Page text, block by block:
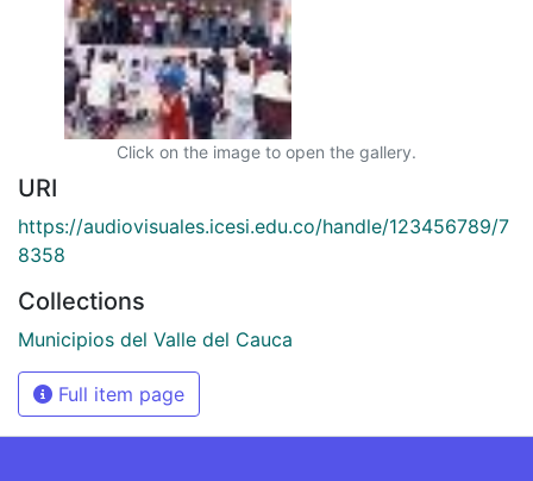
Click on the image to open the gallery.
URI
https://audiovisuales.icesi.edu.co/handle/123456789/7
8358
Collections
Municipios del Valle del Cauca
Full item page